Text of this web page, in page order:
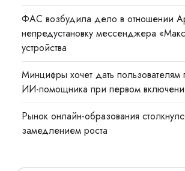
ФАС возбудила дело в отношении
непредустановку мессенджера
устройства
Минцифры хочет дать пользователям
ИИ-помощника при первом
Рынок онлайн-образования
замедлением роста